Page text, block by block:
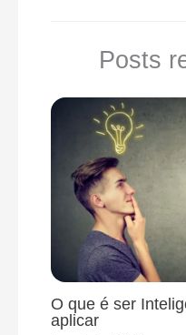
Posts
O que é ser
aplicar